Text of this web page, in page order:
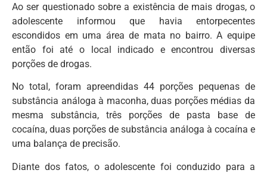
Ao ser questionado sobre a existência de mais drogas, o
adolescente informou que havia entorpecentes
escondidos em uma área de mata no bairro. A equipe
então foi até o local indicado e encontrou diversas
porções de drogas.
No total, foram apreendidas 44 porções pequenas de
substância análoga à maconha, duas porções médias da
mesma substância, três porções de pasta base de
cocaína, duas porções de substância análoga à cocaína e
uma balança de precisão.
Diante dos fatos, o adolescente foi conduzido para a